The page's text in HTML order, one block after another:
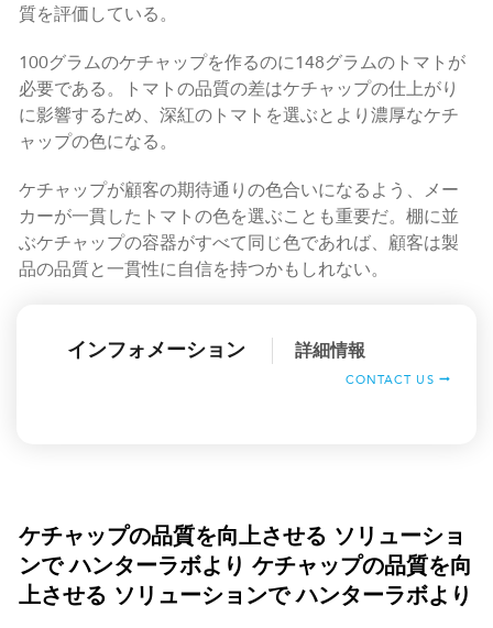
質を評価している。
100グラムのケチャップを作るのに148グラムのトマトが
必要である。トマトの品質の差はケチャップの仕上がり
に影響するため、深紅のトマトを選ぶとより濃厚なケチ
ャップの色になる。
ケチャップが顧客の期待通りの色合いになるよう、メー
カーが一貫したトマトの色を選ぶことも重要だ。棚に並
ぶケチャップの容器がすべて同じ色であれば、顧客は製
品の品質と一貫性に自信を持つかもしれない。
インフォメーション 詳細情報
CONTACT US
ケチャップの品質を向上させる ソリューショ
ンで ハンターラボより ケチャップの品質を向
上させる ソリューションで ハンターラボより